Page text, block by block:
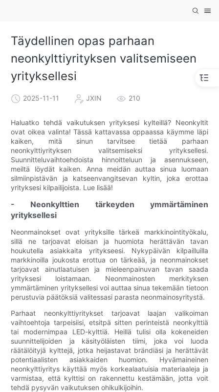
Täydellinen opas parhaan
neonkylttiyrityksen valitsemiseen
yrityksellesi
2025-11-11 JXIN 210
Haluatko tehdä vaikutuksen yrityksesi kylteillä? Neonkyltit
ovat oikea valinta! Tässä kattavassa oppaassa käymme läpi
kaiken, mitä sinun tarvitsee tietää parhaan
neonkylttiyrityksen valitsemiseksi yrityksellesi.
Suunnitteluvaihtoehdoista hinnoitteluun ja asennukseen,
meiltä löydät kaiken. Anna meidän auttaa sinua luomaan
silmiinpistävän ja katseenvangitsevan kyltin, joka erottaa
yrityksesi kilpailijoista. Lue lisää!
- Neonkylttien tärkeyden ymmärtäminen
yrityksellesi
Neonmainokset ovat yrityksille tärkeä markkinointityökalu,
sillä ne tarjoavat eloisan ja huomiota herättävän tavan
houkutella asiakkaita yritykseesi. Nykypäivän kilpailluilla
markkinoilla joukosta erottua on tärkeää, ja neonmainokset
tarjoavat ainutlaatuisen ja mieleenpainuvan tavan saada
yrityksesi loistamaan. Neonmainosten merkityksen
ymmärtäminen yrityksellesi voi auttaa sinua tekemään tietoon
perustuvia päätöksiä valitessasi parasta neonmainosyritystä.
Parhaat neonkylttiyritykset tarjoavat laajan valikoiman
vaihtoehtoja tarpeisiisi, etsitpä sitten perinteistä neonkylttiä
tai modernimpaa LED-kylttiä. Heillä tulisi olla kokeneiden
suunnittelijoiden ja käsityöläisten tiimi, joka voi luoda
räätälöityjä kylttejä, jotka heijastavat brändiäsi ja herättävät
potentiaalisten asiakkaiden huomion. Hyvämaineinen
neonkylttiyritys käyttää myös korkealaatuisia materiaaleja ja
varmistaa, että kylttisi on rakennettu kestämään, jotta voit
tehdä pysyvän vaikutuksen ohikulkijoihin.